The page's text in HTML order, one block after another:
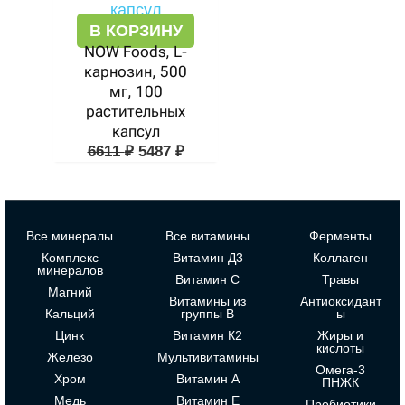
В КОРЗИНУ
NOW Foods, L-
карнозин, 500
мг, 100
растительных
капсул
6611₽ 5487 ₽
Все минералы
Комплекс
минералов
Магний
Кальций
Цинк
Железо
Хром
Медь
Все витамины
Витамин Д3
Витамин С
Витамины из
группы В
Витамин К2
Мультивитамины
Витамин А
Витамин Е
Ферменты
Коллаген
Травы
Антиоксидант
ы
Жиры и
кислоты
Омега-3
ПНЖК